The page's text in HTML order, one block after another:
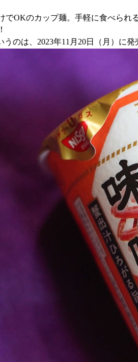
でOKのカップ麺。手軽に食べられ
うのは、2023年11月20日（月）に